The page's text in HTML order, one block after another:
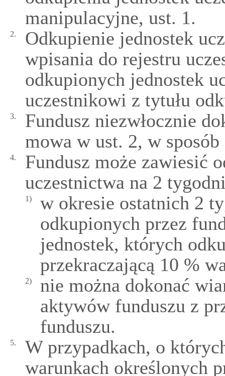
manipulacyjne, ust. 1.
2.
Odkupienie jednostek
wpisania do rejestru
odkupionych jednostek
uczestnikowi z tytułu
3.
Fundusz niezwłocznie
mowa w ust. 2, w
4.
Fundusz może zawiesić
uczestnictwa na 2
1)
w okresie ostatnich 2
odkupionych przez
jednostek, których
przekraczającą 10 %
2)
nie można dokonać
aktywów funduszu z
funduszu.
5.
W przypadkach, o
warunkach określonych